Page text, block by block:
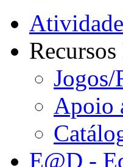
Jogos/
Apoio
E@D -